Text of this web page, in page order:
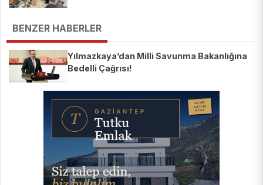
BENZER HABERLER
Yılmazkaya’dan Milli Savunma Bakanlığına
Bedelli Çağrısı!